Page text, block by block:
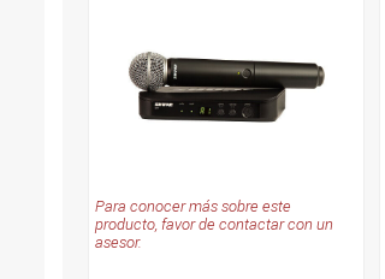
Para conocer más sobre este
producto, favor de contactar con un
asesor.